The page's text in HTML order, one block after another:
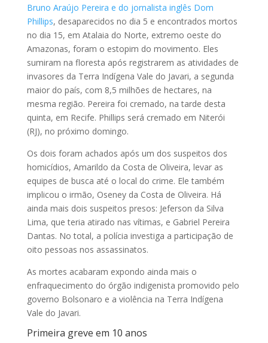
Bruno Araújo Pereira e do jornalista inglês Dom
Phillips, desaparecidos no dia 5 e encontrados mortos
no dia 15, em Atalaia do Norte, extremo oeste do
Amazonas, foram o estopim do movimento. Eles
sumiram na floresta após registrarem as atividades de
invasores da Terra Indígena Vale do Javari, a segunda
maior do país, com 8,5 milhões de hectares, na
mesma região. Pereira foi cremado, na tarde desta
quinta, em Recife. Phillips será cremado em Niterói
(RJ), no próximo domingo.
Os dois foram achados após um dos suspeitos dos
homicídios, Amarildo da Costa de Oliveira, levar as
equipes de busca até o local do crime. Ele também
implicou o irmão, Oseney da Costa de Oliveira. Há
ainda mais dois suspeitos presos: Jeferson da Silva
Lima, que teria atirado nas vítimas, e Gabriel Pereira
Dantas. No total, a polícia investiga a participação de
oito pessoas nos assassinatos.
As mortes acabaram expondo ainda mais o
enfraquecimento do órgão indigenista promovido pelo
governo Bolsonaro e a violência na Terra Indígena
Vale do Javari.
Primeira greve em 10 anos